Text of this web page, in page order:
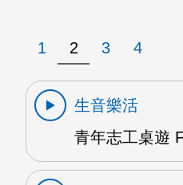
1 2 3 4
生音樂活
青年志工桌遊